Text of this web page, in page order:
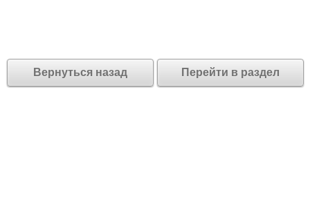
Вернуться назад Перейти в раздел